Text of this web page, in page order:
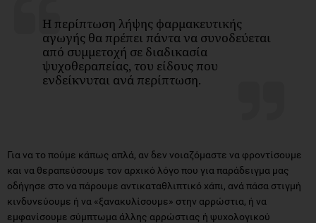
Η περίπτωση λήψης φαρμακευτικής
αγωγής θα πρέπει πάντα να συνοδεύεται
από συμμετοχή σε διαδικασία
ψυχοθεραπείας, του είδους που
ενδείκνυται ανά περίπτωση.
Για να το πούμε κάπως απλά, αν δεν νοιαζόμαστε να φροντίσουμε
και να θεραπεύσουμε τον αρχικό λόγο που για παράδειγμα μας
οδήγησε στο να πάρουμε αντικαταθλιπτικό χάπι, ανά πάσα στιγμή
κινδυνεύουμε ή να «ξανακυλίσουμε» στην αρρώστια, ή να
εμφανίσουμε σύμπτωμα άλλης αρρώστιας ή ψυχολογικού